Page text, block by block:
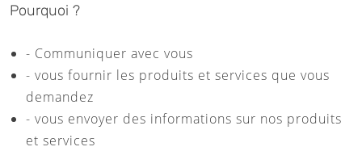
Pourquoi ?
- Communiquer avec vous
- vous fournir les produits et services que vous
demandez
- vous envoyer des informations sur nos produits
et services